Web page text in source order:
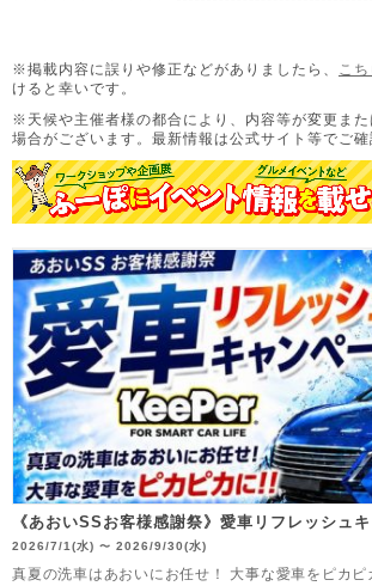
※掲載内容に誤りや修正などがありましたら、 こち
けると幸いです。
※天候や主催者様の都合により、内容等が変更また
場合がございます。 最新情報は公式サイト等でご確
《あおいSSお客様感謝祭》愛車リフレッシュ
2026/7/1(水) 〜 2026/9/30(水)
真夏の洗車はあおいにお任せ！ 大事な愛車をピカ